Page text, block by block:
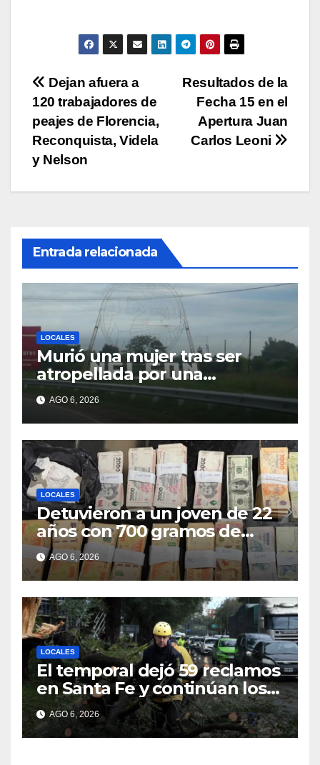
p
b
o
o
k
Li
n
ar
tir
Navegación
de
entradas
Resultados de la
Fecha 15 en el
Apertura Juan
Carlos Leoni
Dejan afuera a
120 trabajadores de
peajes de Florencia,
Reconquista, Videla
y Nelson
Entrada relacionada
LOCALES
Murió una mujer tras ser
atropellada por una
motocicleta en Nelson
AGO 6, 2026
LOCALES
Detuvieron a un joven de 22
años con 700 gramos de
cocaína
AGO 6, 2026
LOCALES
El temporal dejó 59 reclamos
en Santa Fe y continúan los
operativos municipales
AGO 6, 2026